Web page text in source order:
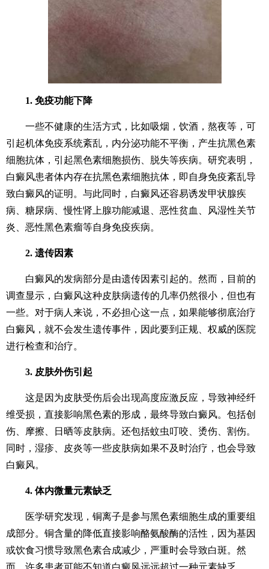
1. 免疫功能下降
一些不健康的生活方式，比如吸烟，饮酒，熬夜等，可
引起机体免疫系统紊乱，内分泌功能不平衡，产生抗黑色素
细胞抗体，引起黑色素细胞损伤、脱失等疾病。研究表明，
白癜风患者体内存在抗黑色素细胞抗体，即自身免疫紊乱导
致白癜风的证明。与此同时，白癜风还容易诱发甲状腺疾
病、糖尿病、慢性肾上腺功能减退、恶性贫血、风湿性关节
炎、恶性黑色素瘤等自身免疫疾病。
2. 遗传因素
白癜风的发病部分是由遗传因素引起的。然而，目前的
调查显示，白癜风这种皮肤病遗传的几率仍然很小，但也有
一些。对于病人来说，不必担心这一点，如果能够彻底治疗
白癜风，就不会发生遗传事件，因此要到正规、权威的医院
进行检查和治疗。
3. 皮肤外伤引起
这是因为皮肤受伤后会出现高度应激反应，导致神经纤
维受损，直接影响黑色素的形成，最终导致白癜风。包括创
伤、摩擦、日晒等皮肤病。还包括蚊虫叮咬、烫伤、割伤。
同时，湿疹、皮炎等一些皮肤病如果不及时治疗，也会导致
白癜风。
4. 体内微量元素缺乏
医学研究发现，铜离子是参与黑色素细胞生成的重要组
成部分。铜含量的降低直接影响酪氨酸酶的活性，因为基因
或饮食习惯导致黑色素合成减少，严重时会导致白斑。然
而，许多患者可能不知道白癜风远远超过一种元素缺乏。